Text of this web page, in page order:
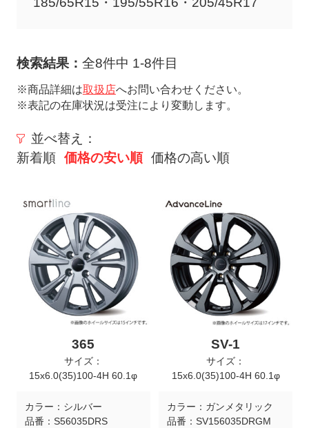
検索結果： 全8件中 1-8件目
※商品詳細は取扱店へお問い合わせください。
※表記の在庫状況は受注により変動します。
並べ替え：
新着順 価格の安い順 価格の高い順
365
サイズ：
15x6.0(35)100-4H 60.1φ
カラー： シルバー
品番： S56035DRS
SV-1
サイズ：
15x6.0(35)100-4H 60.1φ
カラー： ガンメタリック
品番： SV156035DRGM